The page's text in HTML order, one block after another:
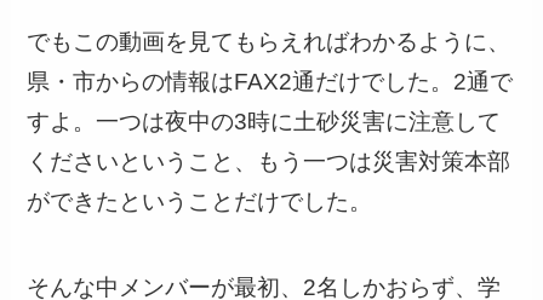
でもこの動画を見てもらえればわかるように、
県・市からの情報はFAX2通だけでした。2通で
すよ。一つは夜中の3時に土砂災害に注意して
くださいということ、もう一つは災害対策本部
ができたということだけでした。
そんな中メンバーが最初、2名しかおらず、学